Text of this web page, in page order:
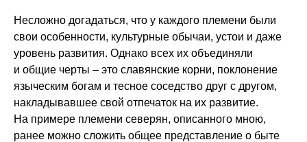
Несложно догадаться, что у каждого племени были
свои особенности, культурные обычаи, устои и даже
уровень развития. Однако всех их объединяли
и общие черты – это славянские корни, поклонение
языческим богам и тесное соседство друг с другом,
накладывавшее свой отпечаток на их развитие.
На примере племени северян, описанного мною,
ранее можно сложить общее представление о быте